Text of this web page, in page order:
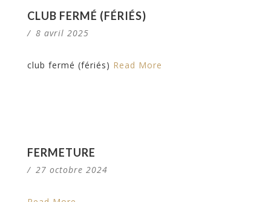
CLUB FERMÉ (FÉRIÉS)
/ 8 avril 2025
club fermé (fériés) Read More
FERMETURE
/ 27 octobre 2024